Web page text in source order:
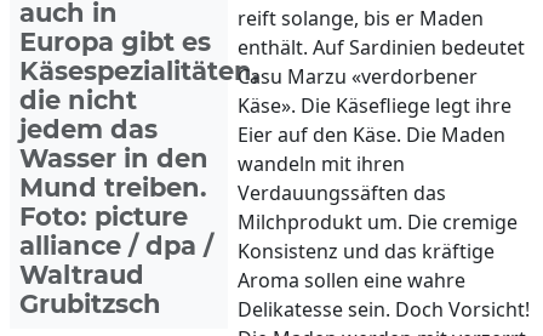
auch in
Europa gibt es
Käsespezialitäten,
die nicht
jedem das
Wasser in den
Mund treiben.
Foto: picture
alliance / dpa /
Waltraud
Grubitzsch
reift solange, bis er Maden
enthält. Auf Sardinien bedeutet
Casu Marzu «verdorbener
Käse». Die Käsefliege legt ihre
Eier auf den Käse. Die Maden
wandeln mit ihren
Verdauungssäften das
Milchprodukt um. Die cremige
Konsistenz und das kräftige
Aroma sollen eine wahre
Delikatesse sein. Doch Vorsicht!